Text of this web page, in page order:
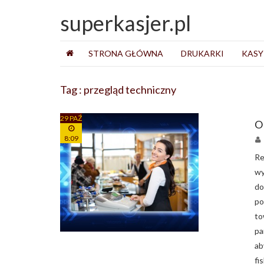
superkasjer.pl
STRONA GŁÓWNA DRUKARKI KASY
Tag : przegląd techniczny
29 PAŹ
8:09